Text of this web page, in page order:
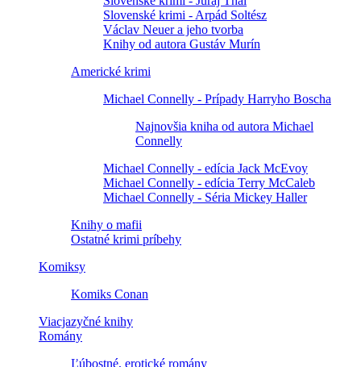
Slovenské krimi - Arpád Soltész
Václav Neuer a jeho tvorba
Knihy od autora Gustáv Murín
Americké krimi
Michael Connelly - Prípady Harryho Boscha
Najnovšia kniha od autora Michael
Connelly
Michael Connelly - edícia Jack McEvoy
Michael Connelly - edícia Terry McCaleb
Michael Connelly - Séria Mickey Haller
Knihy o mafii
Ostatné krimi príbehy
Komiksy
Komiks Conan
Viacjazyčné knihy
Romány
Ľúbostné, erotické romány